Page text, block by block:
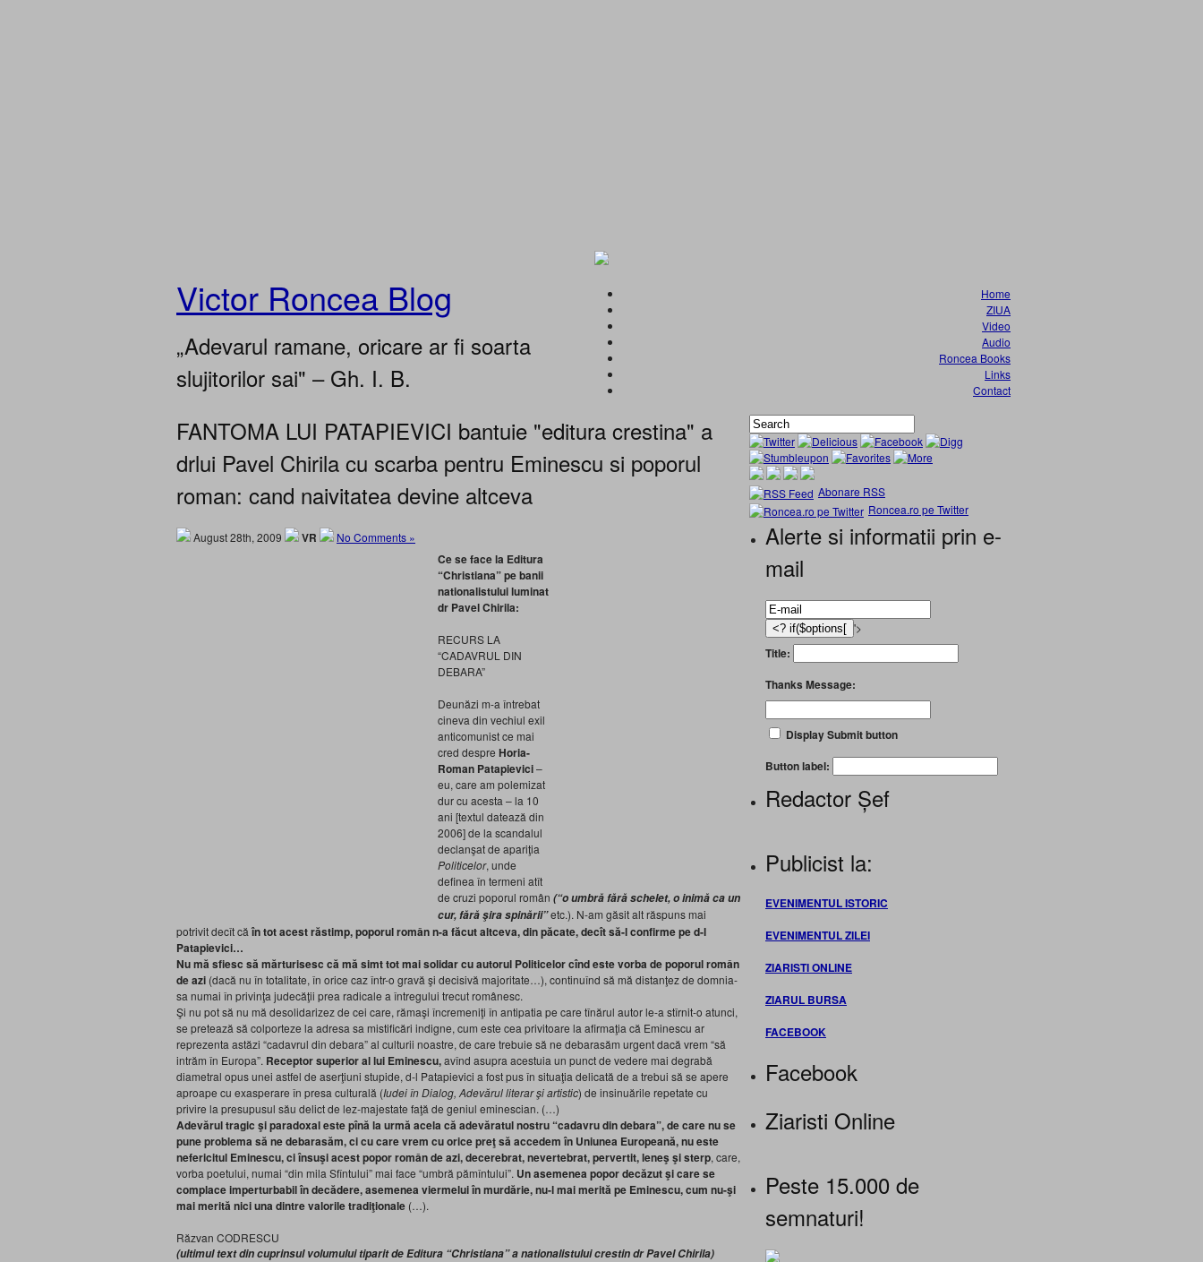
Victor Roncea Blog
„Adevarul ramane, oricare ar fi soarta
slujitorilor sai" – Gh. I. B.
Home
ZIUA
Video
Audio
Roncea Books
Links
Contact
FANTOMA LUI PATAPIEVICI bantuie "editura crestina" a
drlui Pavel Chirila cu scarba pentru Eminescu si poporul
roman: cand naivitatea devine altceva
August 28th, 2009 VR No Comments »
Ce se face la Editura
“Christiana” pe banii
nationalistului luminat
dr Pavel Chirila:
RECURS LA
“CADAVRUL DIN
DEBARA”
Deunăzi m-a întrebat
cineva din vechiul exil
anticomunist ce mai
cred despre Horia-
Roman Patapievici–
eu, care am polemizat
dur cu acesta – la 10
ani [textul datează din
2006] de la scandalul
declanşat de apariţia
Politicelor, unde
definea în termeni atît
de cruzi poporul român (“o umbră fără schelet, o inimă ca un
cur, fără şira spinării”etc.). N-am găsit alt răspuns mai
potrivit decît că în tot acest răstimp, poporul român n-a făcut altceva, din păcate, decît să-l confirme pe d-l
Patapievici…
Nu mă sfiesc să mărturisesc că mă simt tot mai solidar cu autorul Politicelor cînd este vorba de poporul român
de azi (dacă nu în totalitate, în orice caz într-o gravă şi decisivă majoritate…), continuînd să mă distanţez de domnia-
sa numai în privinţa judecăţii prea radicale a întregului trecut românesc.
Şi nu pot să nu mă desolidarizez de cei care, rămaşi încremeniţi în antipatia pe care tînărul autor le-a stîrnit-o atunci,
se pretează să colporteze la adresa sa mistificări indigne, cum este cea privitoare la afirmaţia că Eminescu ar
reprezenta astăzi “cadavrul din debara” al culturii noastre, de care trebuie să ne debarasăm urgent dacă vrem “să
intrăm în Europa”. Receptor superior al lui Eminescu,avînd asupra acestuia un punct de vedere mai degrabă
diametral opus unei astfel de aserţiuni stupide, d-l Patapievici a fost pus în situaţia delicată de a trebui să se apere
aproape cu exasperare în presa culturală (Iudei în Dialog, Adevărul literar şi artistic) de insinuările repetate cu
privire la presupusul său delict de lez-majestate faţă de geniul eminescian. (…)
Adevărul tragic şi paradoxal este pînă la urmă acela că adevăratul nostru “cadavru din debara”, de care nu se
pune problema să ne debarasăm, ci cu care vrem cu orice preţ să accedem în Uniunea Europeană, nu este
nefericitul Eminescu, ci însuşi acest popor român de azi, decerebrat, nevertebrat, pervertit, leneş şi sterp, care,
vorba poetului, numai “din mila Sfîntului” mai face “umbră pămîntului”. Un asemenea popor decăzut şi care se
complace imperturbabil în decădere, asemenea viermelui în murdărie, nu-l mai merită pe Eminescu, cum nu-şi
mai merită nici una dintre valorile tradiţionale (…).
Răzvan CODRESCU
(ultimul text din cuprinsul volumului tiparit de Editura “Christiana” a nationalistului crestin dr Pavel Chirila)
Abonare RSS
Roncea.ro pe Twitter
Alerte si informatii prin e-
mail
'>
Title:
Thanks Message:
Display Submit button
Button label:
Redactor Șef
Publicist la:
EVENIMENTUL ISTORIC
EVENIMENTUL ZILEI
ZIARISTI ONLINE
ZIARUL BURSA
FACEBOOK
Facebook
Ziaristi Online
Peste 15.000 de
semnaturi!